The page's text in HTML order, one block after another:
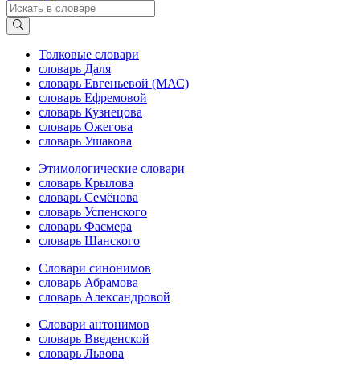
Толковые словари
словарь Даля
словарь Евгеньевой (МАС)
словарь Ефремовой
словарь Кузнецова
словарь Ожегова
словарь Ушакова
Этимологические словари
словарь Крылова
словарь Семёнова
словарь Успенского
словарь Фасмера
словарь Шанского
Словари синонимов
словарь Абрамова
словарь Александровой
Словари антонимов
словарь Введенской
словарь Львова